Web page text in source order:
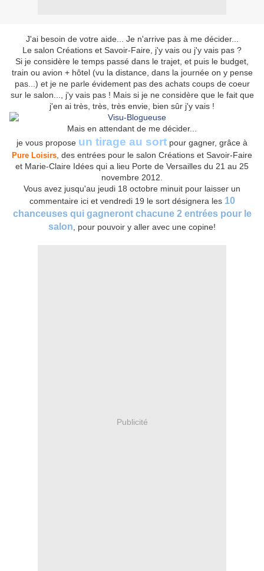
J'ai besoin de votre aide... Je n'arrive pas à me décider...
Le salon Créations et Savoir-Faire, j'y vais ou j'y vais pas ?
Si je considère le temps passé dans le trajet, et puis le budget,
train ou avion + hôtel (vu la distance, dans la journée on y pense
pas...) et je ne parle évidement pas des achats coups de coeur
sur le salon..., j'y vais pas ! Mais si je ne considère que le fait que
j'en ai très, très, très envie, bien sûr j'y vais !
Mais en attendant de me décider...
je vous propose un tirage au sort pour gagner, grâce à
Pure Loisirs , des entrées pour le salon Créations et Savoir-Faire
et Marie-Claire Idées qui a lieu Porte de Versailles du 21 au 25
novembre 2012.
Vous avez jusqu'au jeudi 18 octobre minuit pour laisser un
commentaire ici et vendredi 19 le sort désignera les 10
chanceuses qui gagneront chacune 2 entrées pour le
salon , pour pouvoir y aller avec une copine!
Publicité